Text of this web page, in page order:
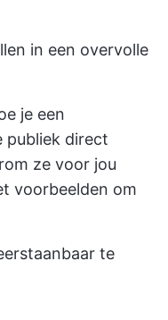
in een overvolle
je een
publiek direct
ze voor jou
voorbeelden om
te